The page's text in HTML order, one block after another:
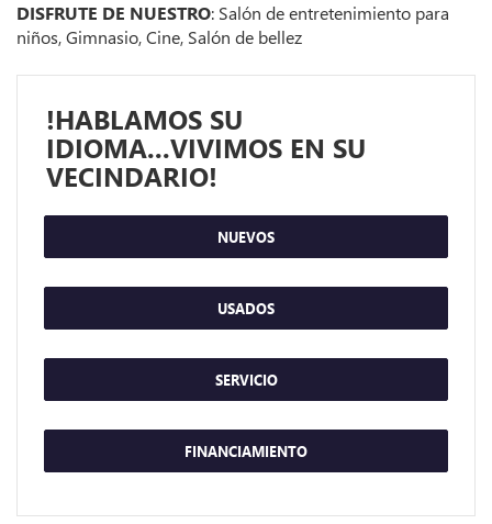
DISFRUTE DE NUESTRO: Salón de entretenimiento para
niños, Gimnasio, Cine, Salón de bellez
!HABLAMOS SU
IDIOMA...VIVIMOS EN SU
VECINDARIO!
NUEVOS
USADOS
SERVICIO
FINANCIAMIENTO